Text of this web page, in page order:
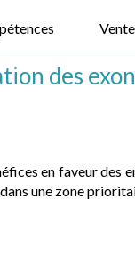
des
en faveur des
une zone